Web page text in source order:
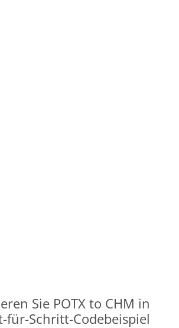
Sie POTX to CHM in
für-Schritt-Codebeispiel